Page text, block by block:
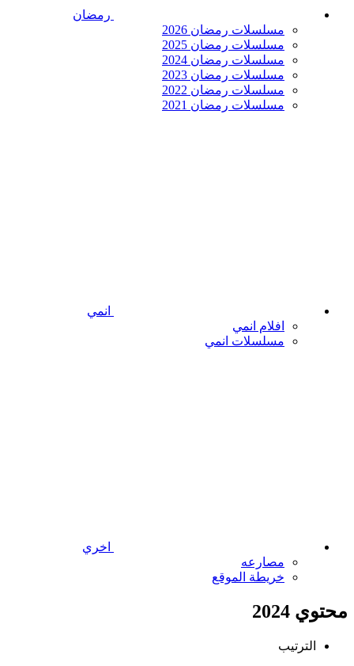
رمضان
مسلسلات رمضان 2026
مسلسلات رمضان 2025
مسلسلات رمضان 2024
مسلسلات رمضان 2023
مسلسلات رمضان 2022
مسلسلات رمضان 2021
انمي
افلام انمي
مسلسلات انمي
اخري
مصارعه
خريطة الموقع
محتوي 2024
الترتيب